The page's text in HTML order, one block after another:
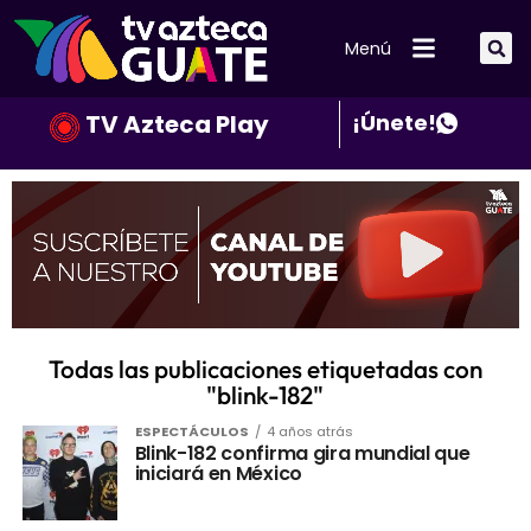
Menú
TV Azteca Play ¡Únete!
Todas las publicaciones etiquetadas con
"blink-182"
ESPECTÁCULOS 4 años atrás
Blink-182 confirma gira mundial que
iniciará en México